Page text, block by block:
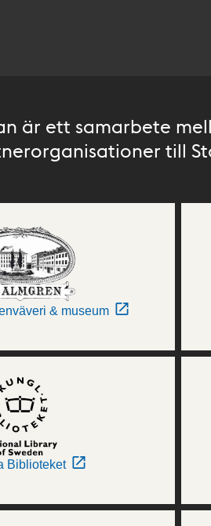
är ett samarbete
till
& museum
Biblioteket